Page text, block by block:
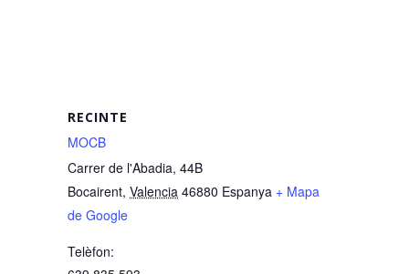
RECINTE
MOCB
Carrer de l'Abadia, 44B
Bocairent, Valencia 46880 Espanya + Mapa
de Google
Telèfon: